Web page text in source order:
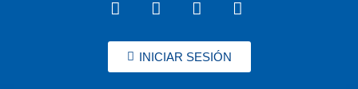
INICIAR SESIÓN